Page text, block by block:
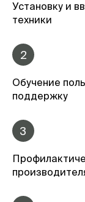
Установку и
техники
2
Обучение
поддержку
3